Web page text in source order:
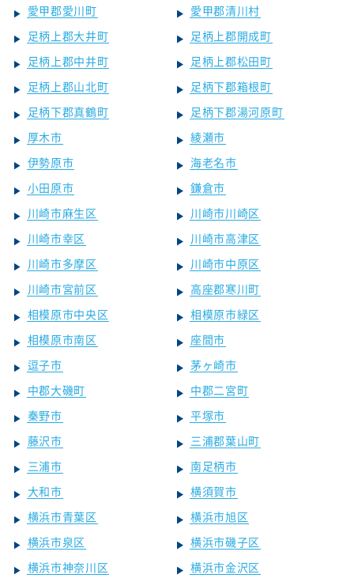
愛甲郡愛川町
愛甲郡清川村
足柄上郡大井町
足柄上郡開成町
足柄上郡中井町
足柄上郡松田町
足柄上郡山北町
足柄下郡箱根町
足柄下郡真鶴町
足柄下郡湯河原町
厚木市
綾瀬市
伊勢原市
海老名市
小田原市
鎌倉市
川崎市麻生区
川崎市川崎区
川崎市幸区
川崎市高津区
川崎市多摩区
川崎市中原区
川崎市宮前区
高座郡寒川町
相模原市中央区
相模原市緑区
相模原市南区
座間市
逗子市
茅ヶ崎市
中郡大磯町
中郡二宮町
秦野市
平塚市
藤沢市
三浦郡葉山町
三浦市
南足柄市
大和市
横須賀市
横浜市青葉区
横浜市旭区
横浜市泉区
横浜市磯子区
横浜市神奈川区
横浜市金沢区